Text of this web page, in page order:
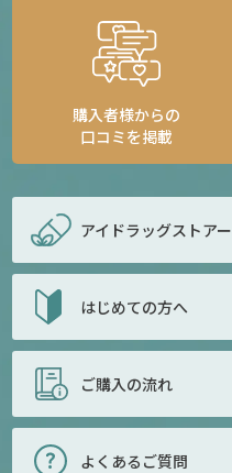
購入者様からの
口コミを掲載
アイドラッグストアー
はじめての方へ
ご購入の流れ
よくあるご質問